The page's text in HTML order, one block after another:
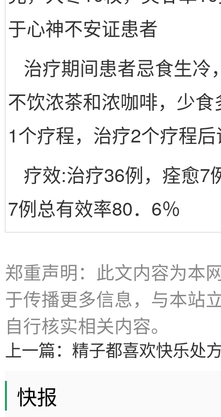
于心神不安证患者
治疗期间患者忌食生冷
不饮浓茶和浓咖啡，少
1个疗程，治疗2个疗程
疗效:治疗36例，痊愈7
7例总有效率80．6％
郑重声明：此文内容为本
于传播更多信息，与本站
自行核实相关内容。
上一篇： 精子都喜欢快乐处
快报